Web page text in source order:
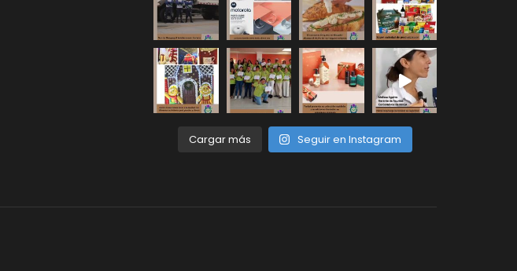
Cargar más Seguir en Instagram